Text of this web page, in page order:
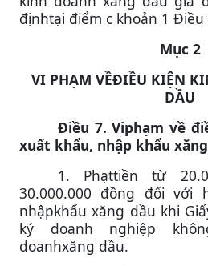
địnhtại điểm c khoản 1 Điều
Mục 2
VI PHẠM VỀĐIỀU KIỆN
DẦU
Điều 7. Viphạm về
xuất khẩu, nhập khẩu
1. Phạttiền từ
30.000.000 đồng đối với
nhậpkhẩu xăng dầu khi
ký doanh nghiệp
doanhxăng dầu.